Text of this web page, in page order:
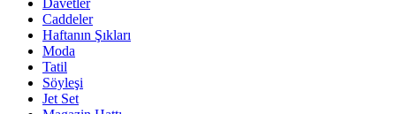
Davetler
Caddeler
Haftanın Şıkları
Moda
Tatil
Söyleşi
Jet Set